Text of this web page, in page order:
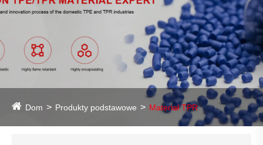
Dom Produkty podstawowe Materiał TPR